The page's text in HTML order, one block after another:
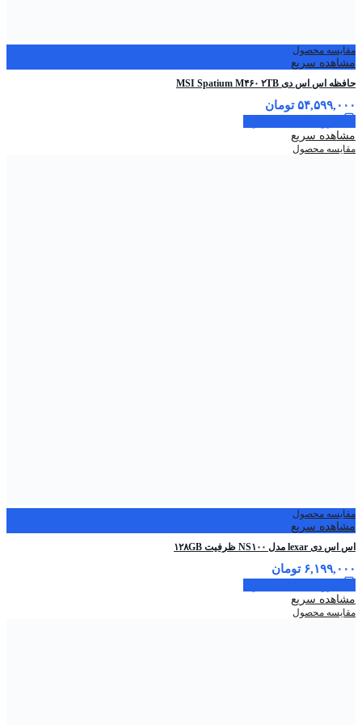
مقایسه محصول
مشاهده سریع
حافظه اس اس دی MSI Spatium M۴۶۰ ۲TB
۵۴,۵۹۹,۰۰۰ تومان
مشاهده سریع
مقایسه محصول
مقایسه محصول
مشاهده سریع
اس اس دی lexar مدل NS۱۰۰ ظرفیت ۱۲۸GB
۶,۱۹۹,۰۰۰ تومان
مشاهده سریع
مقایسه محصول